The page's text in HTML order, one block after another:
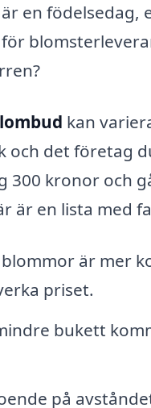
en
kan
och det företag
300 kronor och
är en lista med
blommor är mer
priset.
bukett
på